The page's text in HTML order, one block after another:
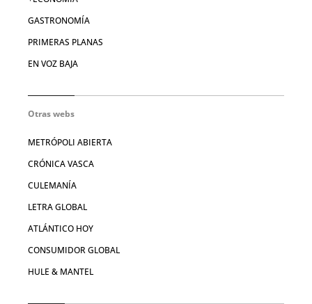
GASTRONOMÍA
PRIMERAS PLANAS
EN VOZ BAJA
Otras webs
METRÓPOLI ABIERTA
CRÓNICA VASCA
CULEMANÍA
LETRA GLOBAL
ATLÁNTICO HOY
CONSUMIDOR GLOBAL
HULE & MANTEL